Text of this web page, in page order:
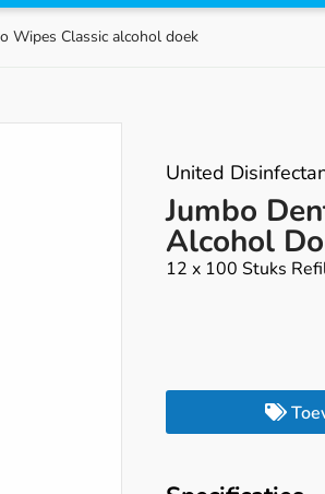
Wipes Classic alcohol doek
United
Jumbo
Alcohol
12 x 100 Stuks